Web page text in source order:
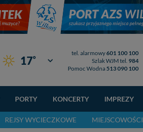
17° Giżycko
tel. alarmowy601 100 100
Szlak WJM tel. 984
Pomoc Wodna 513 090 100
PORTY KONCERTY IMPREZY
REJSY WYCIECZKOWE MIEJSCOWOŚCI